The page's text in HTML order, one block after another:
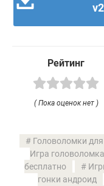
Рейтинг
( Пока оценок нет )
Головоломки
Игра
бесплатно
гонки андроид